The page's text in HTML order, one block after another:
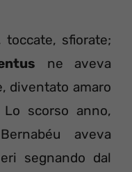
sfiorate;
ne aveva
diventato amaro
scorso anno,
aveva
segnando dal